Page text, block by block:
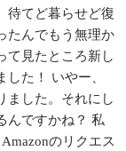
待てど暮らせど復
たんでもう無理か
て見たところ新し
た！ いやー、
ました。それにし
んですかね？ 私
のリクエス